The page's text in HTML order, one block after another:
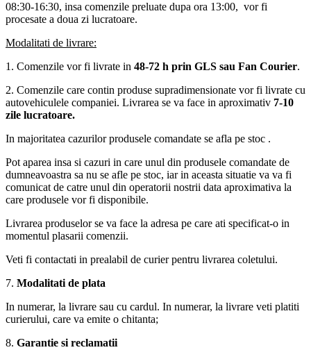
08:30-16:30, insa comenzile preluate dupa ora 13:00, vor fi
procesate a doua zi lucratoare.
Modalitati de livrare:
1. Comenzile vor fi livrate in 48-72 h prin GLS sau Fan Courier.
2. Comenzile care contin produse supradimensionate vor fi livrate cu
autovehiculele companiei. Livrarea se va face in aproximativ 7-10
zile lucratoare.
In majoritatea cazurilor produsele comandate se afla pe stoc .
Pot aparea insa si cazuri in care unul din produsele comandate de
dumneavoastra sa nu se afle pe stoc, iar in aceasta situatie va va fi
comunicat de catre unul din operatorii nostrii data aproximativa la
care produsele vor fi disponibile.
Livrarea produselor se va face la adresa pe care ati specificat-o in
momentul plasarii comenzii.
Veti fi contactati in prealabil de curier pentru livrarea coletului.
7. Modalitati de plata
In numerar, la livrare sau cu cardul. In numerar, la livrare veti platiti
curierului, care va emite o chitanta;
8. Garantie si reclamatii